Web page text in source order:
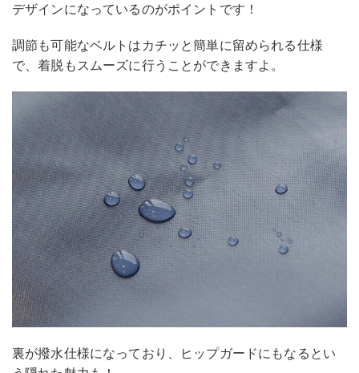
デザインになっているのがポイントです！
調節も可能なベルトはカチッと簡単に留められる仕様
で、着脱もスムーズに行うことができますよ。
裏が撥水仕様になっており、ヒップガードにもなるとい